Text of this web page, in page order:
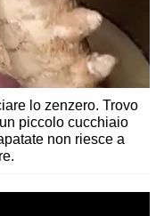
lo zenzero. Trovo
piccolo cucchiaio
non riesce a